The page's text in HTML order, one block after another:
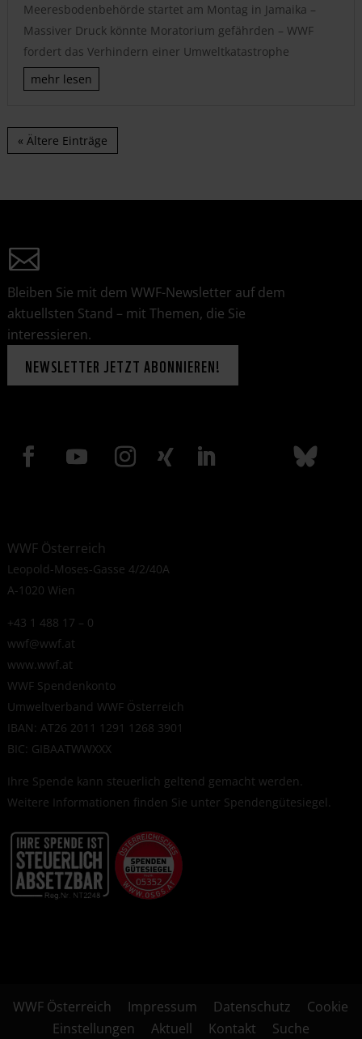
Meeresbodenbehörde startet am Montag in Jamaika –
Massiver Druck könnte Moratorium gefährden – WWF
fordert das Verhindern einer Umweltkatastrophe
mehr lesen
« Ältere Einträge
Bleiben Sie mit dem WWF-Newsletter auf dem
aktuellsten Stand – mit Themen, die Sie
interessieren.
NEWSLETTER JETZT ABONNIEREN!
WWF Österreich
Leopold-Moses-Gasse 4/2/40A
A-1020 Wien
+43 1 488 17 – 0
wwf@wwf.at
www.wwf.at
WWF Spendenkonto
Umweltverband WWF Österreich
IBAN: AT26 2011 1291 1268 3901
BIC: GIBAATWWXXX
Ihre Spende kann steuerlich geltend gemacht werden.
Weitere Informationen finden Sie unter Spendengütesiegel.
WWF Österreich Impressum Datenschutz
Cookie
Einstellungen
Aktuell Kontakt Suche